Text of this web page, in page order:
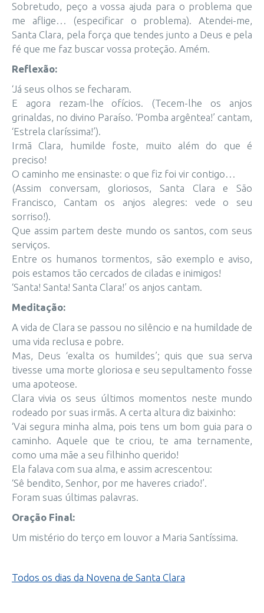
Sobretudo, peço a vossa ajuda para o problema que
me aflige… (especificar o problema). Atendei-me,
Santa Clara, pela força que tendes junto a Deus e pela
fé que me faz buscar vossa proteção. Amém.
Reflexão:
‘Já seus olhos se fecharam.
E agora rezam-lhe ofícios. (Tecem-lhe os anjos
grinaldas, no divino Paraíso. ‘Pomba argêntea!’ cantam,
‘Estrela claríssima!’).
Irmã Clara, humilde foste, muito além do que é
preciso!
O caminho me ensinaste: o que fiz foi vir contigo…
(Assim conversam, gloriosos, Santa Clara e São
Francisco, Cantam os anjos alegres: vede o seu
sorriso!).
Que assim partem deste mundo os santos, com seus
serviços.
Entre os humanos tormentos, são exemplo e aviso,
pois estamos tão cercados de ciladas e inimigos!
‘Santa! Santa! Santa Clara!’ os anjos cantam.
Meditação:
A vida de Clara se passou no silêncio e na humildade de
uma vida reclusa e pobre.
Mas, Deus ‘exalta os humildes’; quis que sua serva
tivesse uma morte gloriosa e seu sepultamento fosse
uma apoteose.
Clara vivia os seus últimos momentos neste mundo
rodeado por suas irmãs. A certa altura diz baixinho:
‘Vai segura minha alma, pois tens um bom guia para o
caminho. Aquele que te criou, te ama ternamente,
como uma mãe a seu filhinho querido!
Ela falava com sua alma, e assim acrescentou:
‘Sê bendito, Senhor, por me haveres criado!’.
Foram suas últimas palavras.
Oração Final:
Um mistério do terço em louvor a Maria Santíssima.
Todos os dias da Novena de Santa Clara